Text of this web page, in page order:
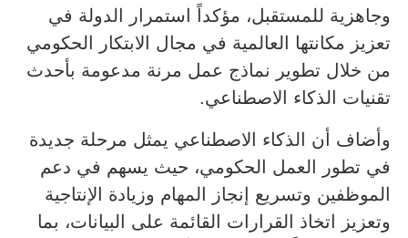
وجاهزية للمستقبل، مؤكداً استمرار الدولة في
تعزيز مكانتها العالمية في مجال الابتكار الحكومي
من خلال تطوير نماذج عمل مرنة مدعومة بأحدث
تقنيات الذكاء الاصطناعي.
وأضاف أن الذكاء الاصطناعي يمثل مرحلة جديدة
في تطور العمل الحكومي، حيث يسهم في دعم
الموظفين وتسريع إنجاز المهام وزيادة الإنتاجية
وتعزيز اتخاذ القرارات القائمة على البيانات، بما